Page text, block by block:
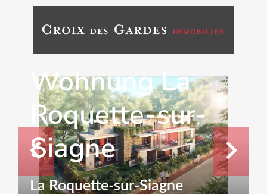
Verkauf
Wohnung La
Roquette-sur-
Siagne
La Roquette-sur-Siagne